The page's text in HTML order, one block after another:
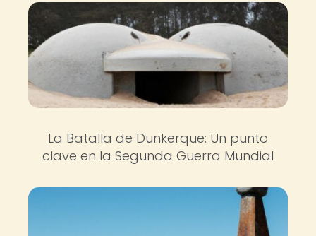
La Batalla de Dunkerque: Un punto
clave en la Segunda Guerra Mundial